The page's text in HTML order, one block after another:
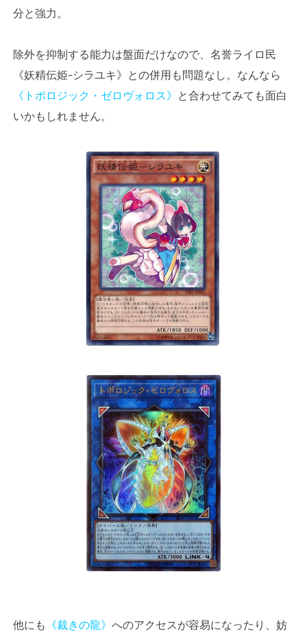
分と強力。
除外を抑制する能力は盤面だけなので、名誉ライロ民
《妖精伝姫-シラユキ》との併用も問題なし。なんなら
《トポロジック・ゼロヴォロス》 と合わせてみても面白
いかもしれません。
他にも 《裁きの龍》 へのアクセスが容易になったり、妨